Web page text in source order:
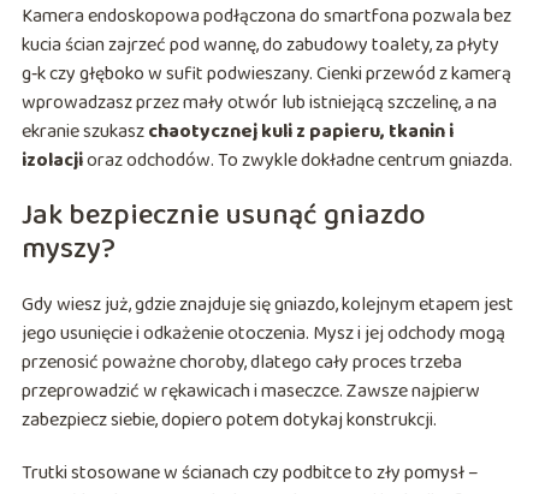
Kamera endoskopowa podłączona do smartfona pozwala bez
kucia ścian zajrzeć pod wannę, do zabudowy toalety, za płyty
g‑k czy głęboko w sufit podwieszany. Cienki przewód z kamerą
wprowadzasz przez mały otwór lub istniejącą szczelinę, a na
ekranie szukaszchaotycznej kuli z papieru, tkanin i
izolacjioraz odchodów. To zwykle dokładne centrum gniazda.
Jak bezpiecznie usunąć gniazdo
myszy?
Gdy wiesz już, gdzie znajduje się gniazdo, kolejnym etapem jest
jego usunięcie i odkażenie otoczenia. Mysz i jej odchody mogą
przenosić poważne choroby, dlatego cały proces trzeba
przeprowadzić w rękawicach i maseczce. Zawsze najpierw
zabezpiecz siebie, dopiero potem dotykaj konstrukcji.
Trutki stosowane w ścianach czy podbitce to zły pomysł –